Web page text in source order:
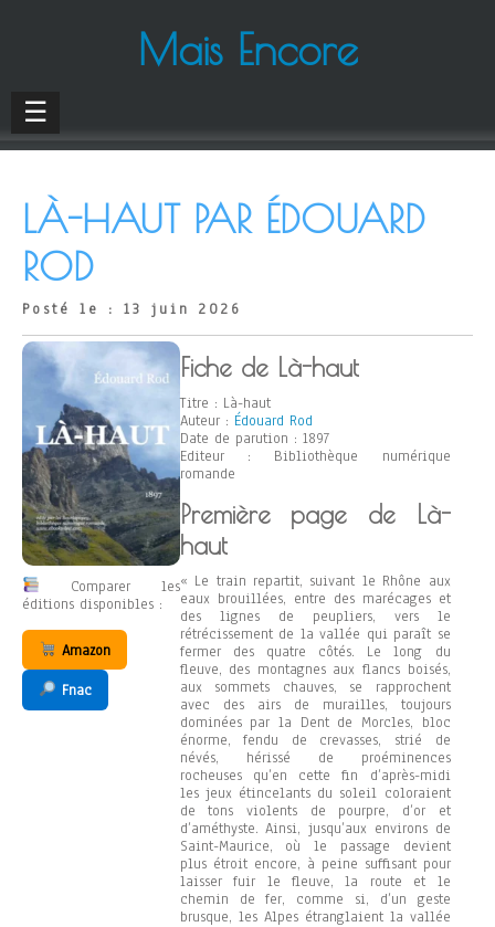
Mais Encore
☰
LÀ-HAUT PAR ÉDOUARD
ROD
Posté le : 13 juin 2026
Comparer les
éditions disponibles :
Amazon
Fnac
Fiche de Là-haut
Titre : Là-haut
Auteur : Édouard Rod
Date de parution : 1897
Editeur : Bibliothèque numérique
romande
Première page de Là-
haut
« Le train repartit, suivant le Rhône aux
eaux brouillées, entre des marécages et
des lignes de peupliers, vers le
rétrécissement de la vallée qui paraît se
fermer des quatre côtés. Le long du
fleuve, des montagnes aux flancs boisés,
aux sommets chauves, se rapprochent
avec des airs de murailles, toujours
dominées par la Dent de Morcles, bloc
énorme, fendu de crevasses, strié de
névés, hérissé de proéminences
rocheuses qu’en cette fin d’après-midi
les jeux étincelants du soleil coloraient
de tons violents de pourpre, d’or et
d’améthyste. Ainsi, jusqu’aux environs de
Saint-Maurice, où le passage devient
plus étroit encore, à peine suffisant pour
laisser fuir le fleuve, la route et le
chemin de fer, comme si, d’un geste
brusque, les Alpes étranglaient la vallée